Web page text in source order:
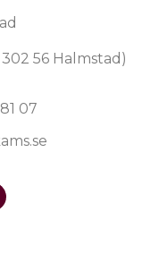
56 Halmstad)
07